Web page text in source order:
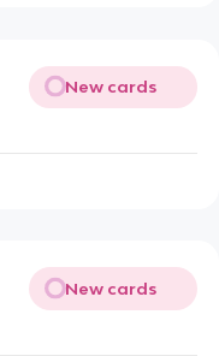
New cards
New cards